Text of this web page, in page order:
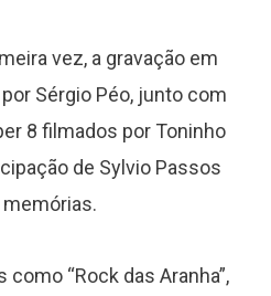
vez, a gravação em
Sérgio Péo, junto com
8 filmados por Toninho
de Sylvio Passos
“Rock das Aranha”,